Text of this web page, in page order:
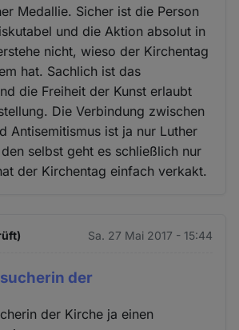
Medallie. Sicher ist die Person
und die Aktion absolut in
nicht, wieso der Kirchentag
hat. Sachlich ist das
die Freiheit der Kunst erlaubt
Die Verbindung zwischen
Antisemitismus ist ja nur Luther
selbst geht es schließlich nur
der Kirchentag einfach verkakt.
Sa. 27 Mai 2017 - 15:44
der
der Kirche ja einen